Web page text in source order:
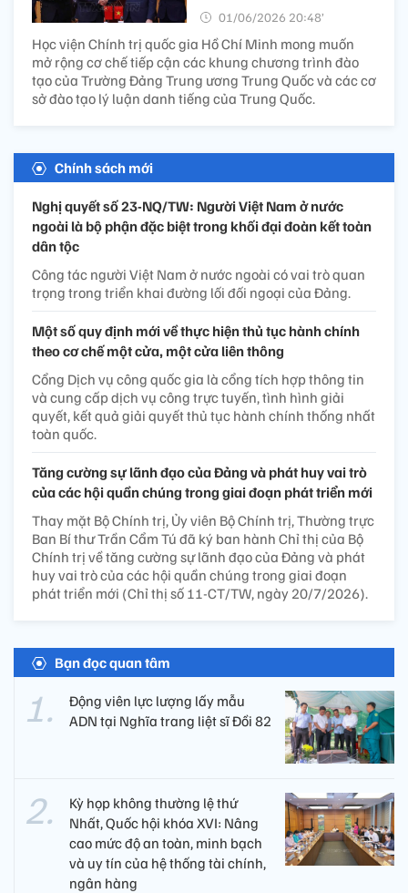
01/06/2026 20:48’
Học viện Chính trị quốc gia Hồ Chí Minh mong muốn
mở rộng cơ chế tiếp cận các khung chương trình đào
tạo của Trường Đảng Trung ương Trung Quốc và các cơ
sở đào tạo lý luận danh tiếng của Trung Quốc.
Chính sách mới
Nghị quyết số 23-NQ/TW: Người Việt Nam ở nước
ngoài là bộ phận đặc biệt trong khối đại đoàn kết toàn
dân tộc
Công tác người Việt Nam ở nước ngoài có vai trò quan
trọng trong triển khai đường lối đối ngoại của Đảng.
Một số quy định mới về thực hiện thủ tục hành chính
theo cơ chế một cửa, một cửa liên thông
Cổng Dịch vụ công quốc gia là cổng tích hợp thông tin
và cung cấp dịch vụ công trực tuyến, tình hình giải
quyết, kết quả giải quyết thủ tục hành chính thống nhất
toàn quốc.
Tăng cường sự lãnh đạo của Đảng và phát huy vai trò
của các hội quần chúng trong giai đoạn phát triển mới
Thay mặt Bộ Chính trị, Ủy viên Bộ Chính trị, Thường trực
Ban Bí thư Trần Cẩm Tú đã ký ban hành Chỉ thị của Bộ
Chính trị về tăng cường sự lãnh đạo của Đảng và phát
huy vai trò của các hội quần chúng trong giai đoạn
phát triển mới (Chỉ thị số 11-CT/TW, ngày 20/7/2026).
Bạn đọc quan tâm
Động viên lực lượng lấy mẫu
ADN tại Nghĩa trang liệt sĩ Đồi 82​
Kỳ họp không thường lệ thứ
Nhất, Quốc hội khóa XVI: Nâng
cao mức độ an toàn, minh bạch
và uy tín của hệ thống tài chính,
ngân hàng